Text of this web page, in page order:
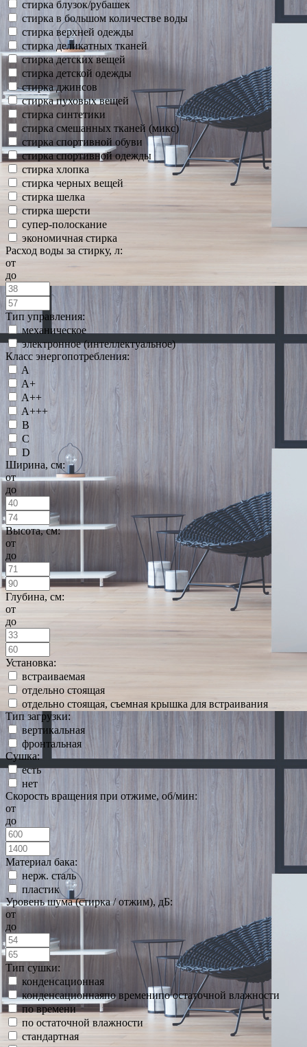
стирка блузок/рубашек
стирка в большом количестве воды
стирка верхней одежды
стирка деликатных тканей
стирка детских вещей
стирка детской одежды
стирка джинсов
стирка пуховых вещей
стирка синтетики
стирка смешанных тканей (микс)
стирка спортивной обуви
стирка спортивной одежды
стирка хлопка
стирка черных вещей
стирка шелка
стирка шерсти
супер-полоскание
экономичная стирка
Расход воды за стирку, л:
от
до
Тип управления:
механическое
электронное (интеллектуальное)
Класс энергопотребления:
A
A+
A++
A+++
B
C
D
Ширина, см:
от
до
Высота, см:
от
до
Глубина, см:
от
до
Установка:
встраиваемая
отдельно стоящая
отдельно стоящая, съемная крышка для встраивания
Тип загрузки:
вертикальная
фронтальная
Сушка:
есть
нет
Скорость вращения при отжиме, об/мин:
от
до
Материал бака:
нерж. сталь
пластик
Уровень шума (стирка / отжим), дБ:
от
до
Тип сушки:
конденсационная
конденсационнаяпо временипо остаточной влажности
по времени
по остаточной влажности
стандартная